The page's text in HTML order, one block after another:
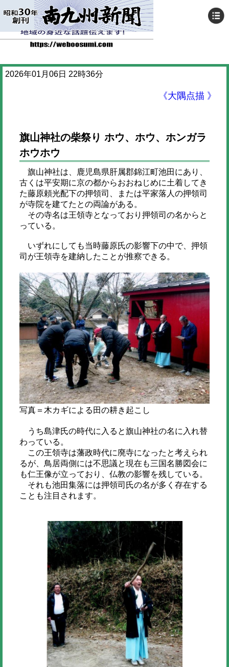
2026年01月06日 22時36分
《大隅点描 》
旗山神社の柴祭り ホウ、ホウ、ホンガラ
ホウホウ
旗山神社は、鹿児島県肝属郡錦江町池田にあり、
古くは平安期に京の都からおおねじめに土着してき
た藤原頼光配下の押領司、または平家落人の押領司
が寺院を建てたとの両論がある。
その寺名は王領寺となっており押領司の名からと
っている。
いずれにしても当時藤原氏の影響下の中で、押領
司が王領寺を建納したことが推察できる。
写真＝木カギによる田の耕き起こし
うち島津氏の時代に入ると旗山神社の名に入れ替
わっている。
この王領寺は藩政時代に廃寺になったと考えられ
るが、鳥居両側には不思議と現在も三国名勝図会に
も仁王像が立っており、仏教の影響を残している。
それも池田集落には押領司氏の名が多く存在する
ことも注目されます。